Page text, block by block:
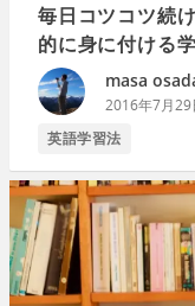
毎日コツコツ続
的に身に付ける
masa
2016年7月29
英語学習法